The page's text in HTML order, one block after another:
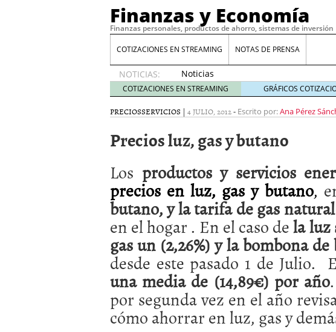
Finanzas y Economía
Finanzas personales, productos de ahorro, sistemas de inversión
COTIZACIONES EN STREAMING NOTAS DE PRENSA
NOTICIAS:
Noticias
de XRP
por qué
las
whales
llegar
tarde 16
de abril
de 2026
Comparativa Costes vs Agilidad: ¿Por
acelera la rentabilidad? 12 de
Meses sin intereses: Cómo aprovechar
compras 24 de noviembre de 2025
Planificar tu herencia también es una
a los costes 21 de noviembre de 2025
¿Cuánto cuesta un software punto de
COTIZACIONES EN STREAMING GRÁFICOS
PRECIOSSERVICIOS | 4 JULIO, 2012- Escrito por:Ana Pérez
Precios luz, gas y butano
Los productos y servicios
precios en luz, gas y butano,
butano, y la tarifa de gas natural
en el hogar . En el caso dela luz
gas un (2,26%) y la bombona
desde este pasado 1 de Julio.
una media de (14,89€) por año
por segunda vez en el año
cómo ahorrar en luz, gas y